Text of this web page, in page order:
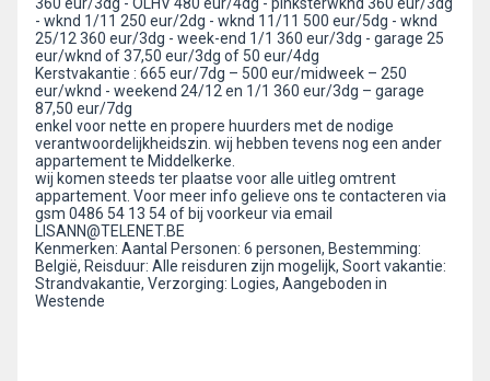
- wknd 1/11 250 eur/2dg - wknd 11/11 500 eur/5dg - wknd
25/12 360 eur/3dg - week-end 1/1 360 eur/3dg - garage 25
eur/wknd of 37,50 eur/3dg of 50 eur/4dg
Kerstvakantie : 665 eur/7dg – 500 eur/midweek – 250
eur/wknd - weekend 24/12 en 1/1 360 eur/3dg – garage
87,50 eur/7dg
enkel voor nette en propere huurders met de nodige
verantwoordelijkheidszin. wij hebben tevens nog een ander
appartement te Middelkerke.
wij komen steeds ter plaatse voor alle uitleg omtrent
appartement. Voor meer info gelieve ons te contacteren via
gsm 0486 54 13 54 of bij voorkeur via email
LISANN@TELENET.BE
Kenmerken: Aantal Personen: 6 personen, Bestemming:
België, Reisduur: Alle reisduren zijn mogelijk, Soort vakantie:
Strandvakantie, Verzorging: Logies, Aangeboden in
Westende